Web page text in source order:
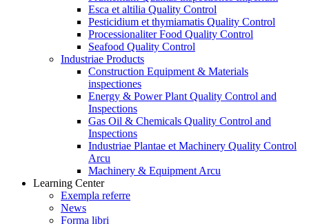
Esca et altilia Quality Control
Pesticidium et thymiamatis Quality Control
Processionaliter Food Quality Control
Seafood Quality Control
Industriae Products
Construction Equipment & Materials
inspectiones
Energy & Power Plant Quality Control and
Inspections
Gas Oil & Chemicals Quality Control and
Inspections
Industriae Plantae et Machinery Quality Control
Arcu
Machinery & Equipment Arcu
Learning Center
Exempla referre
News
Forma libri